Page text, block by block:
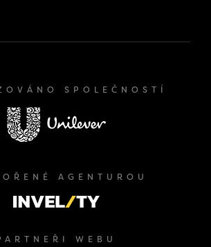
SPOLEČNOSTÍ
AGENTUROU
WEBU